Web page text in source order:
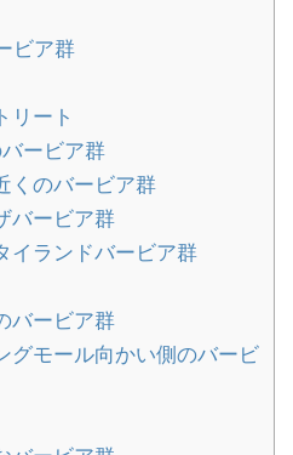
ビア群
リート
ービア群
くのバービア群
バービア群
イランドバービア群
バービア群
グモール向かい側のバービ